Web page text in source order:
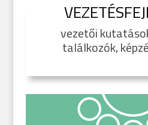
vezetői
találkozók,